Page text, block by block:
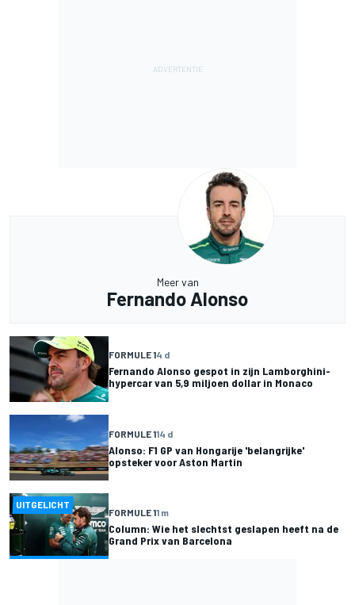
Meer van
Fernando Alonso
FORMULE 14 d
Fernando Alonso gespot in zijn Lamborghini-
hypercar van 5,9 miljoen dollar in Monaco
FORMULE 114 d
Alonso: F1 GP van Hongarije 'belangrijke'
opsteker voor Aston Martin
UITGELICHT
FORMULE 11 m
Column: Wie het slechtst geslapen heeft na de
Grand Prix van Barcelona